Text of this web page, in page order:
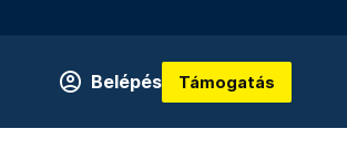
Belépés Támogatás